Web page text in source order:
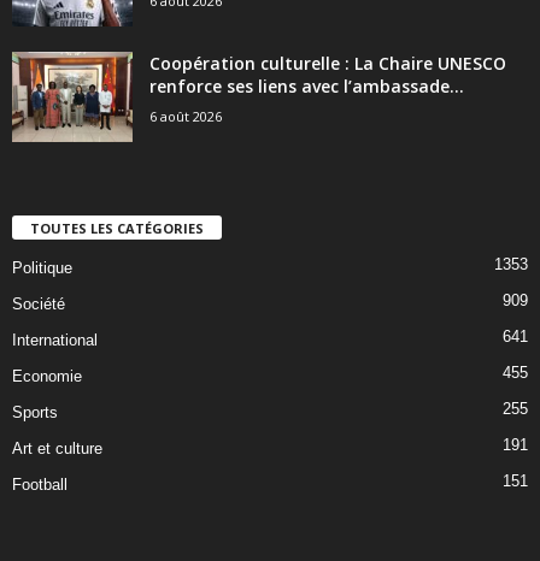
Coopération culturelle : La Chaire UNESCO
renforce ses liens avec l’ambassade...
6 août 2026
TOUTES LES CATÉGORIES
Politique 1353
Société 909
International 641
Economie 455
Sports 255
Art et culture 191
Football 151